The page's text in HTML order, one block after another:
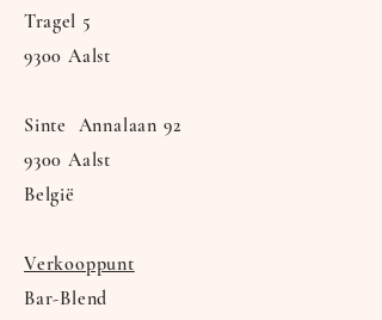
Tragel 5
9300 Aalst
Sinte Annalaan 92
9300 Aalst
België
Verkooppunt
Bar-Blend